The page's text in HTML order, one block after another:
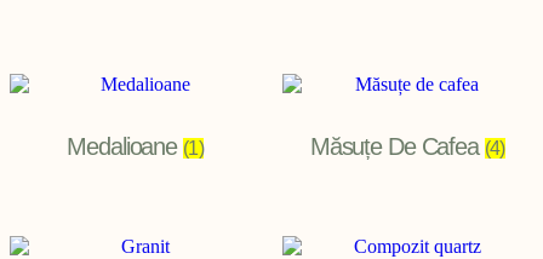
Medalioane (1) Măsuțe De Cafea (4)